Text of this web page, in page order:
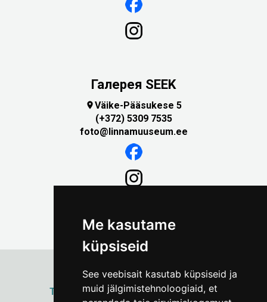
Me kasutame
küpsiseid
See veebisait kasutab küpsiseid ja
muid jälgimistehnoloogiaid, et
Галерея SEEK
Väike-Pääsukese 5
(+372) 5309 7535
foto@linnamuuseum.ee
ТАЛЛИННСКИЙГОРОДСКОЙ МУЗЕЙ